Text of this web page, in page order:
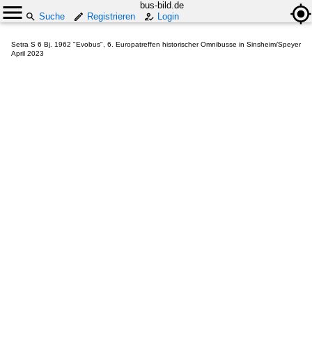
bus-bild.de
Suche
Registrieren Login
Setra S 6 Bj. 1962 "Evobus", 6. Europatreffen historischer Omnibusse in Sinsheim/Speyer
April 2023